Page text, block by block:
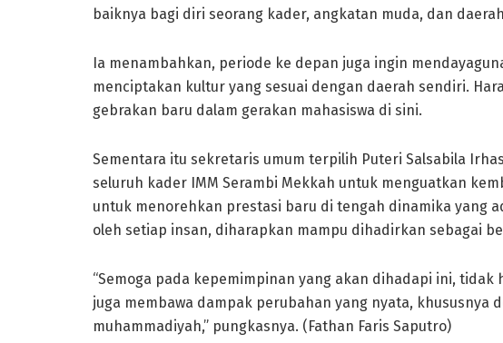
baiknya bagi diri seorang kader, angkatan muda, dan
Ia menambahkan, periode ke depan juga ingin
menciptakan kultur yang sesuai dengan daerah sendiri.
gebrakan baru dalam gerakan mahasiswa di sini.
Sementara itu sekretaris umum terpilih Puteri Salsabila
seluruh kader IMM Serambi Mekkah untuk menguatkan
untuk menorehkan prestasi baru di tengah dinamika yang
oleh setiap insan, diharapkan mampu dihadirkan sebagai
“Semoga pada kepemimpinan yang akan dihadapi ini,
juga membawa dampak perubahan yang nyata, khususnya
muhammadiyah,” pungkasnya. (Fathan Faris Saputro)